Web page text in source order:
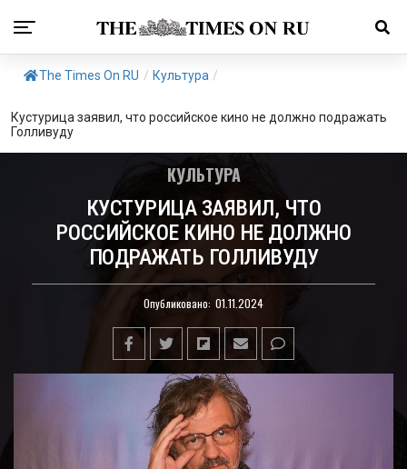
The Times On RU / Культура /
Кустурица заявил, что российское кино не должно подражать
Голливуду
КУЛЬТУРА
КУСТУРИЦА ЗАЯВИЛ, ЧТО
РОССИЙСКОЕ КИНО НЕ ДОЛЖНО
ПОДРАЖАТЬ ГОЛЛИВУДУ
Опубликовано: 01.11.2024